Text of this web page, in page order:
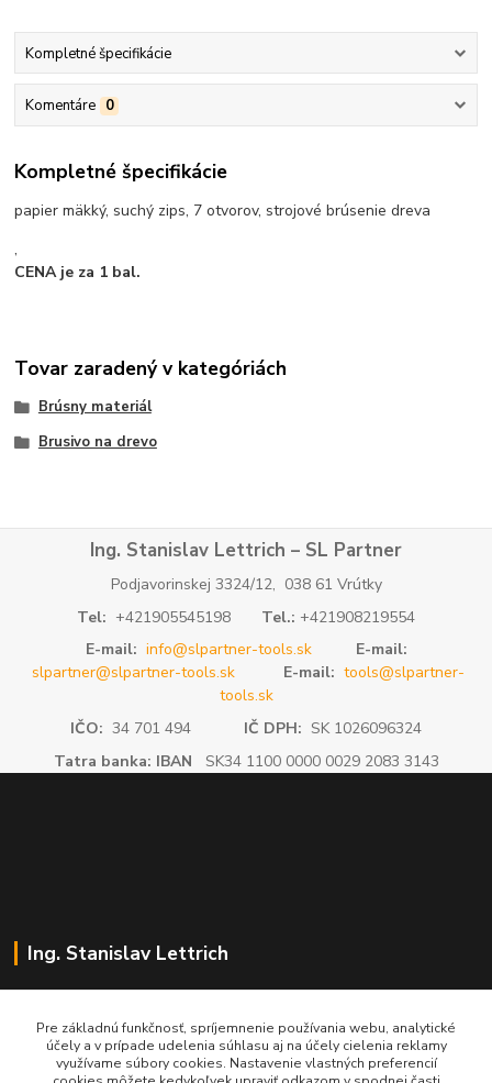
Kompletné špecifikácie
Komentáre 0
Kompletné špecifikácie
papier mäkký, suchý zips, 7 otvorov, strojové brúsenie dreva
,
CENA je za 1 bal.
Tovar zaradený v kategóriách
Brúsny materiál
Brusivo na drevo
Ing. Stanislav Lettrich – SL Partner
Podjavorinskej 3324/12, 038 61 Vrútky
Tel: +421905545198 Tel.: +421908219554
E-mail: info@slpartner-tools.sk
E-mail:
slpartner@slpartner-tools.sk
E-mail: tools@slpartner-
tools.sk
IČO: 34 701 494 IČ DPH: SK 1026096324
Tatra banka: IBAN SK34 1100 0000 0029 2083 3143
Ing. Stanislav Lettrich
+421 905 545 198
NONSTOP
Pre základnú funkčnosť, spríjemnenie používania webu, analytické
účely a v prípade udelenia súhlasu aj na účely cielenia reklamy
využívame súbory cookies. Nastavenie vlastných preferencií